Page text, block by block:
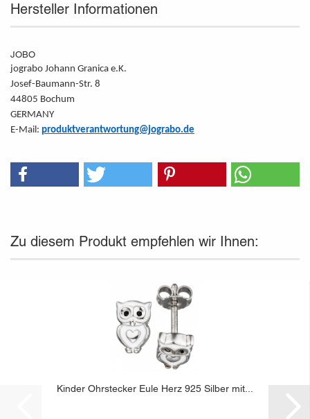
Hersteller Informationen
JOBO
jograbo Johann Granica e.K.
Josef-Baumann-Str. 8
44805 Bochum
GERMANY
E-Mail: produktverantwortung@jograbo.de
Zu diesem Produkt empfehlen wir Ihnen:
Kinder Ohrstecker Eule Herz 925 Silber mit...